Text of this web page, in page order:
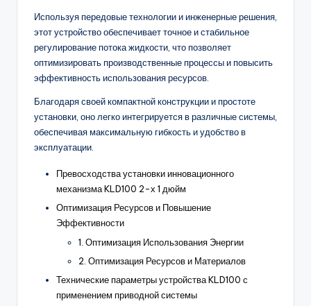
Используя передовые технологии и инженерные решения,
этот устройство обеспечивает точное и стабильное
регулирование потока жидкости, что позволяет
оптимизировать производственные процессы и повысить
эффективность использования ресурсов.
Благодаря своей компактной конструкции и простоте
установки, оно легко интегрируется в различные системы,
обеспечивая максимальную гибкость и удобство в
эксплуатации.
Превосходства установки инновационного
механизма KLD100 2-х 1 дюйм
Оптимизация Ресурсов и Повышение
Эффективности
1. Оптимизация Использования Энергии
2. Оптимизация Ресурсов и Материалов
Технические параметры устройства KLD100 с
применением приводной системы